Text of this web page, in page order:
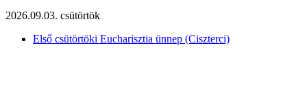
2026.09.03. csütörtök
Első csütörtöki Eucharisztia ünnep (Ciszterci)